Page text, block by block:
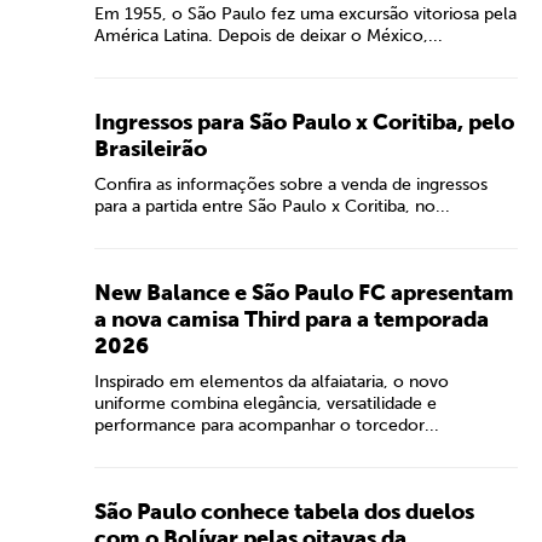
Em 1955, o São Paulo fez uma excursão vitoriosa pela
América Latina. Depois de deixar o México,...
Ingressos para São Paulo x Coritiba, pelo
Brasileirão
Confira as informações sobre a venda de ingressos
para a partida entre São Paulo x Coritiba, no...
New Balance e São Paulo FC apresentam
a nova camisa Third para a temporada
2026
Inspirado em elementos da alfaiataria, o novo
uniforme combina elegância, versatilidade e
performance para acompanhar o torcedor...
São Paulo conhece tabela dos duelos